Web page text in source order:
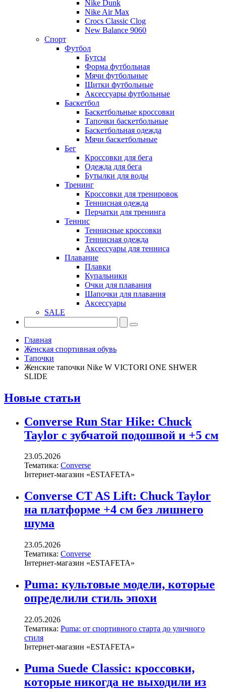
Nike Dunk
Nike Air Max
Crocs Classic Clog
New Balance 9060
Спорт
Футбол
Бутсы
Форма футбольная
Мячи футбольные
Щитки футбольные
Аксессуары футбольные
Баскетбол
Баскетбольные кроссовки
Тапочки баскетбольные
Баскетбольная одежда
Мячи баскетбольные
Бег
Кроссовки для бега
Одежда для бега
Бутылки для воды
Тренинг
Кроссовки для тренировок
Теннисная одежда
Перчатки для тренинга
Теннис
Теннисные кроссовки
Теннисная одежда
Аксессуары для тенниса
Плавание
Плавки
Купальники
Очки для плавания
Шапочки для плавания
Аксессуары
SALE
Главная
Женская спортивная обувь
Тапочки
Женские тапочки Nike W VICTORI ONE SHWER
SLIDE
Новые статьи
Converse Run Star Hike: Chuck
Taylor с зубчатой подошвой и +5 см
23.05.2026
Тематика: Converse
Інтернет-магазин «ESTAFETA»
Converse CT AS Lift: Chuck Taylor
на платформе +4 см без лишнего
шума
23.05.2026
Тематика: Converse
Інтернет-магазин «ESTAFETA»
Puma: культовые модели, которые
определили стиль эпохи
22.05.2026
Тематика: Puma: от спортивного старта до уличного
стиля
Інтернет-магазин «ESTAFETA»
Puma Suede Classic: кроссовки,
которые никогда не выходили из